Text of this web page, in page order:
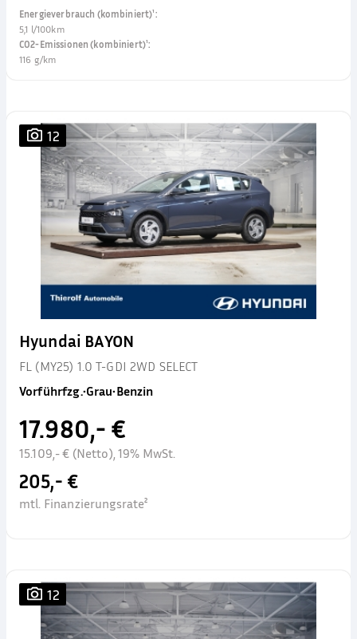
Energieverbrauch (kombiniert)¹:
5,1 l/100km
CO2-Emissionen (kombiniert)¹:
116 g/km
12
Hyundai BAYON
FL (MY25) 1.0 T-GDI 2WD SELECT
Vorführfzg.•Grau•Benzin
17.980,- €
15.109,- € (Netto), 19% MwSt.
205,- €
mtl. Finanzierungsrate²
12